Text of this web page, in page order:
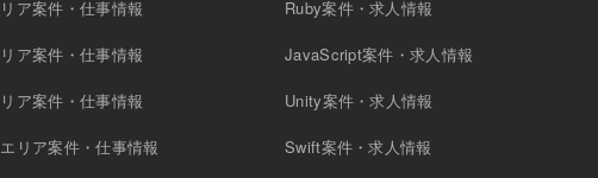
ア案件・仕事情報
ア案件・仕事情報
ア案件・仕事情報
リア案件・仕事情報
Ruby案件・求人情報
JavaScript案件・求人情報
Unity案件・求人情報
Swift案件・求人情報